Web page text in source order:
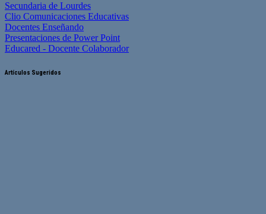
Secundaria de Lourdes
Clio Comunicaciones Educativas
Docentes Enseñando
Presentaciones de Power Point
Educared - Docente Colaborador
Artículos Sugeridos